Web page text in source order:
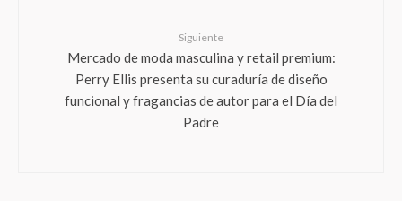
Siguiente
Mercado de moda masculina y retail premium:
Perry Ellis presenta su curaduría de diseño
funcional y fragancias de autor para el Día del
Padre